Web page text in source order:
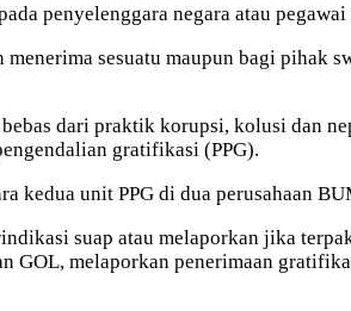
penyelenggara negara atau
sesuatu maupun bagi pihak
dari praktik korupsi, kolusi dan
gratifikasi (PPG).
kedua unit PPG di dua perusahaan
suap atau melaporkan jika
melaporkan penerimaan